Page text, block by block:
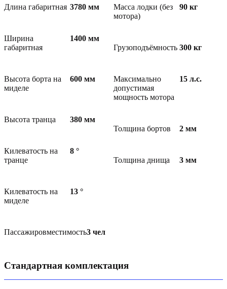
Длина габаритная 3780 мм
Ширина
габаритная
1400 мм
Высота борта на
миделе
600 мм
Высота транца 380 мм
Килеватость на
транце
8 °
Килеватость на
миделе
13 °
Пассажировместимость3 чел
Масса лодки (без
мотора)
90 кг
Грузоподъёмность 300 кг
Максимально
допустимая
мощность мотора
15 л.с.
Толщина бортов 2 мм
Толщина днища 3 мм
Стандартная комплектация